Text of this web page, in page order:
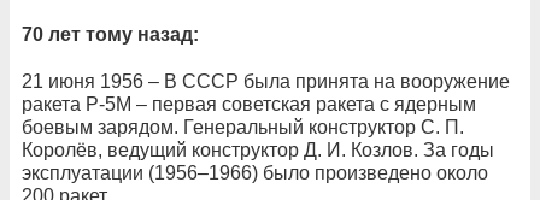
70 лет тому назад:
21 июня 1956 – В СССР была принята на вооружение
ракета Р-5М – первая советская ракета с ядерным
боевым зарядом. Генеральный конструктор С. П.
Королёв, ведущий конструктор Д. И. Козлов. За годы
эксплуатации (1956–1966) было произведено около